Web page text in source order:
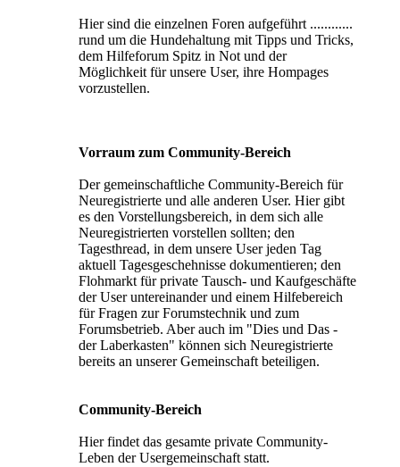
Hier sind die einzelnen Foren aufgeführt ............
rund um die Hundehaltung mit Tipps und Tricks,
dem Hilfeforum Spitz in Not und der
Möglichkeit für unsere User, ihre Hompages
vorzustellen.
Vorraum zum Community-Bereich
Der gemeinschaftliche Community-Bereich für
Neuregistrierte und alle anderen User. Hier gibt
es den Vorstellungsbereich, in dem sich alle
Neuregistrierten vorstellen sollten; den
Tagesthread, in dem unsere User jeden Tag
aktuell Tagesgeschehnisse dokumentieren; den
Flohmarkt für private Tausch- und Kaufgeschäfte
der User untereinander und einem Hilfebereich
für Fragen zur Forumstechnik und zum
Forumsbetrieb. Aber auch im "Dies und Das -
der Laberkasten" können sich Neuregistrierte
bereits an unserer Gemeinschaft beteiligen.
Community-Bereich
Hier findet das gesamte private Community-
Leben der Usergemeinschaft statt.